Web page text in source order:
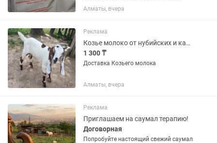
оптом. Регулярные поставки. Свежая
продукция. Документы и сертификаты
регионы
Алматы, вчера
Реклама
Козье молоко от нубийских и камори коз.Очень вкусное.Доставка есть.
1 300 ₸
Доставка Козьего молока
Алматы, вчера
Реклама
Приглашаем на саумал терапию!
Договорная
Попробуйте настоящий свежий саумал